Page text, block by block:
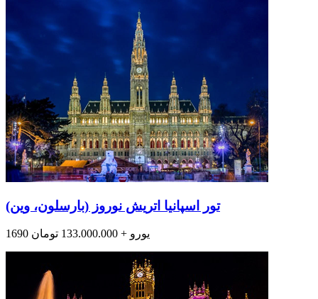
تور اسپانیا اتریش نوروز (بارسلون، وین)
1690 یورو + 133.000.000 تومان